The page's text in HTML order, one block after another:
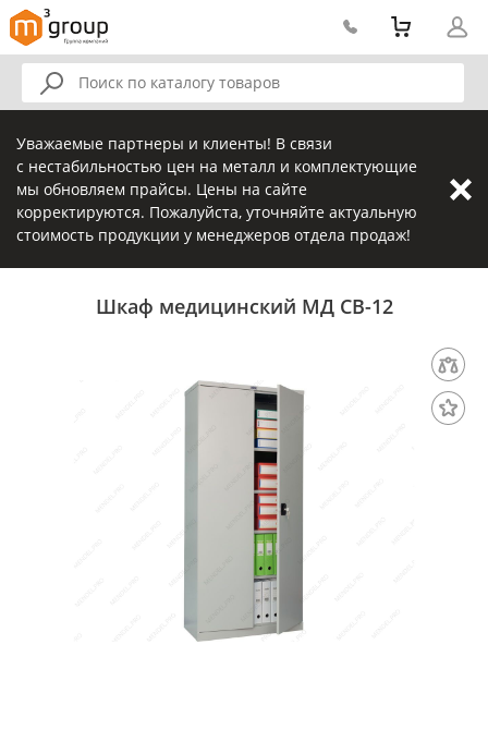
Уважаемые партнеры и клиенты! В связи
с нестабильностью цен на металл и комплектующие
мы обновляем прайсы. Цены на сайте
корректируются. Пожалуйста, уточняйте актуальную
стоимость продукции у менеджеров отдела продаж!
Шкаф медицинский МД CB-12